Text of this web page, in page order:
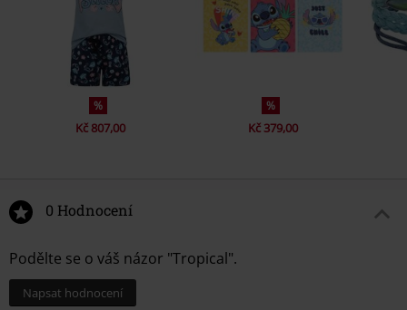
%
Kč 807,00
%
Kč 379,00
0 Hodnocení
Podělte se o váš názor "Tropical".
Napsat hodnocení